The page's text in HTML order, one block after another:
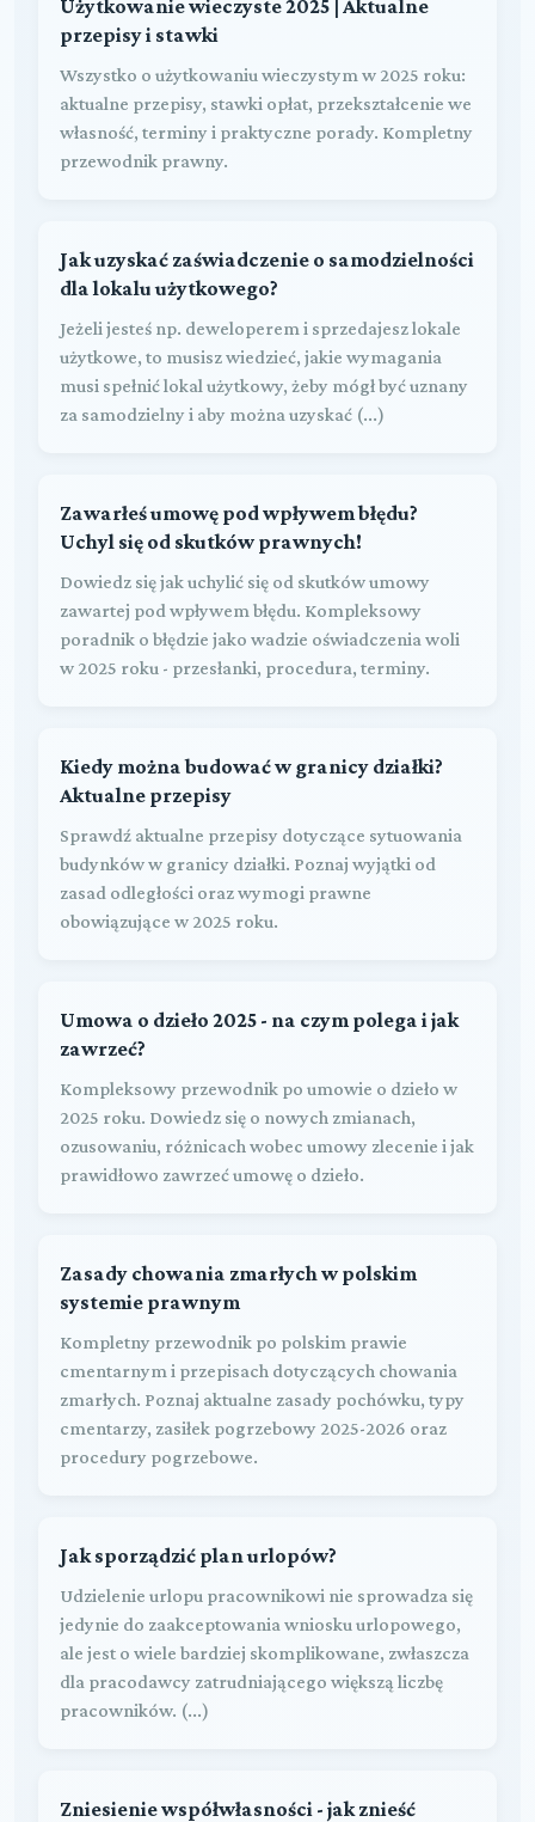
Użytkowanie wieczyste 2025 | Aktualne
przepisy i stawki
Wszystko o użytkowaniu wieczystym w 2025 roku:
aktualne przepisy, stawki opłat, przekształcenie we
własność, terminy i praktyczne porady. Kompletny
przewodnik prawny.
Jak uzyskać zaświadczenie o samodzielności
dla lokalu użytkowego?
Jeżeli jesteś np. deweloperem i sprzedajesz lokale
użytkowe, to musisz wiedzieć, jakie wymagania
musi spełnić lokal użytkowy, żeby mógł być uznany
za samodzielny i aby można uzyskać (...)
Zawarłeś umowę pod wpływem błędu?
Uchyl się od skutków prawnych!
Dowiedz się jak uchylić się od skutków umowy
zawartej pod wpływem błędu. Kompleksowy
poradnik o błędzie jako wadzie oświadczenia woli
w 2025 roku - przesłanki, procedura, terminy.
Kiedy można budować w granicy działki?
Aktualne przepisy
Sprawdź aktualne przepisy dotyczące sytuowania
budynków w granicy działki. Poznaj wyjątki od
zasad odległości oraz wymogi prawne
obowiązujące w 2025 roku.
Umowa o dzieło 2025 - na czym polega i jak
zawrzeć?
Kompleksowy przewodnik po umowie o dzieło w
2025 roku. Dowiedz się o nowych zmianach,
ozusowaniu, różnicach wobec umowy zlecenie i jak
prawidłowo zawrzeć umowę o dzieło.
Zasady chowania zmarłych w polskim
systemie prawnym
Kompletny przewodnik po polskim prawie
cmentarnym i przepisach dotyczących chowania
zmarłych. Poznaj aktualne zasady pochówku, typy
cmentarzy, zasiłek pogrzebowy 2025-2026 oraz
procedury pogrzebowe.
Jak sporządzić plan urlopów?
Udzielenie urlopu pracownikowi nie sprowadza się
jedynie do zaakceptowania wniosku urlopowego,
ale jest o wiele bardziej skomplikowane, zwłaszcza
dla pracodawcy zatrudniającego większą liczbę
pracowników. (...)
Zniesienie współwłasności - jak znieść